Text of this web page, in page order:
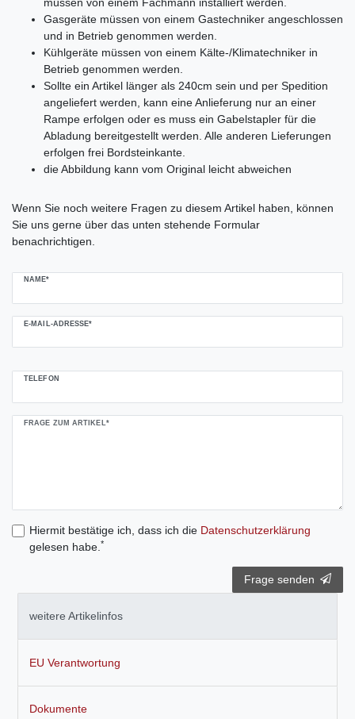
Gasgeräte müssen von einem Gastechniker angeschlossen
und in Betrieb genommen werden.
Kühlgeräte müssen von einem Kälte-/Klimatechniker in
Betrieb genommen werden.
Sollte ein Artikel länger als 240cm sein und per Spedition
angeliefert werden, kann eine Anlieferung nur an einer
Rampe erfolgen oder es muss ein Gabelstapler für die
Abladung bereitgestellt werden. Alle anderen Lieferungen
erfolgen frei Bordsteinkante.
die Abbildung kann vom Original leicht abweichen
Wenn Sie noch weitere Fragen zu diesem Artikel haben, können
Sie uns gerne über das unten stehende Formular
benachrichtigen.
NAME*
E-MAIL-ADRESSE*
TELEFON
FRAGE ZUM ARTIKEL*
Hiermit bestätige ich, dass ich die Daten­schutz­erklärung
gelesen habe. *
Frage senden
weitere Artikelinfos
EU Verantwortung
Dokumente